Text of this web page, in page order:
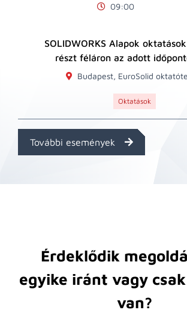
09:00
SOLIDWORKS Alapok
részt féláron az adott
Budapest, EuroSolid
Oktatások
További események
Érdeklődik
egyike iránt vagy
van?